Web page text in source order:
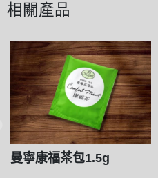
相關產品
曼寧康福茶包1.5g